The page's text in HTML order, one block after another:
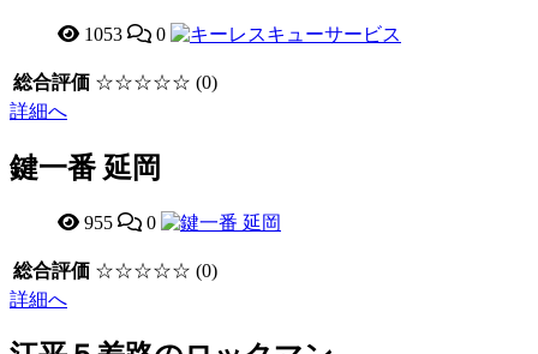
1053 0
総合評価 ☆☆☆☆☆ (0)
詳細へ
鍵一番 延岡
955 0
総合評価 ☆☆☆☆☆ (0)
詳細へ